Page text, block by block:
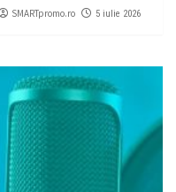
SMARTpromo.ro 5 iulie 2026